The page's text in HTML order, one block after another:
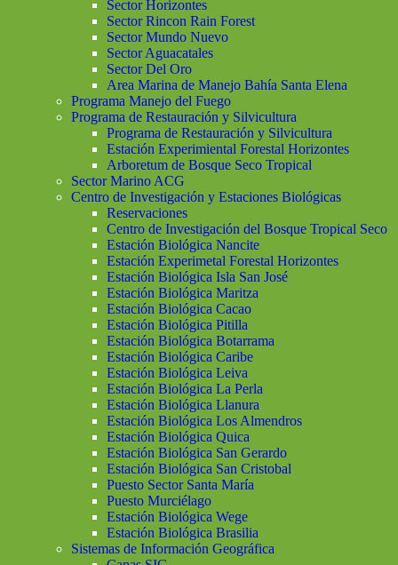
Sector Horizontes
Sector Rincon Rain Forest
Sector Mundo Nuevo
Sector Aguacatales
Sector Del Oro
Area Marina de Manejo Bahía Santa Elena
Programa Manejo del Fuego
Programa de Restauración y Silvicultura
Programa de Restauración y Silvicultura
Estación Experimiental Forestal Horizontes
Arboretum de Bosque Seco Tropical
Sector Marino ACG
Centro de Investigación y Estaciones Biológicas
Reservaciones
Centro de Investigación del Bosque Tropical Seco
Estación Biológica Nancite
Estación Experimetal Forestal Horizontes
Estación Biológica Isla San José
Estación Biológica Maritza
Estación Biológica Cacao
Estación Biológica Pitilla
Estación Biológica Botarrama
Estación Biológica Caribe
Estación Biológica Leiva
Estación Biológica La Perla
Estación Biológica Llanura
Estación Biológica Los Almendros
Estación Biológica Quica
Estación Biológica San Gerardo
Estación Biológica San Cristobal
Puesto Sector Santa María
Puesto Murciélago
Estación Biológica Wege
Estación Biológica Brasilia
Sistemas de Información Geográfica